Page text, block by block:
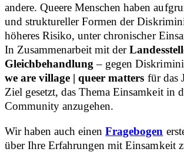
andere. Queere Menschen haben
und struktureller Formen der
höheres Risiko, unter chronischer
In Zusammenarbeit mit der
Gleichbehandlung – gegen
we are village | queer matters für das
Ziel gesetzt, das Thema Einsamkeit in
Community anzugehen.
Wir haben auch einenFragebogen
über Ihre Erfahrungen mit Einsamkeit